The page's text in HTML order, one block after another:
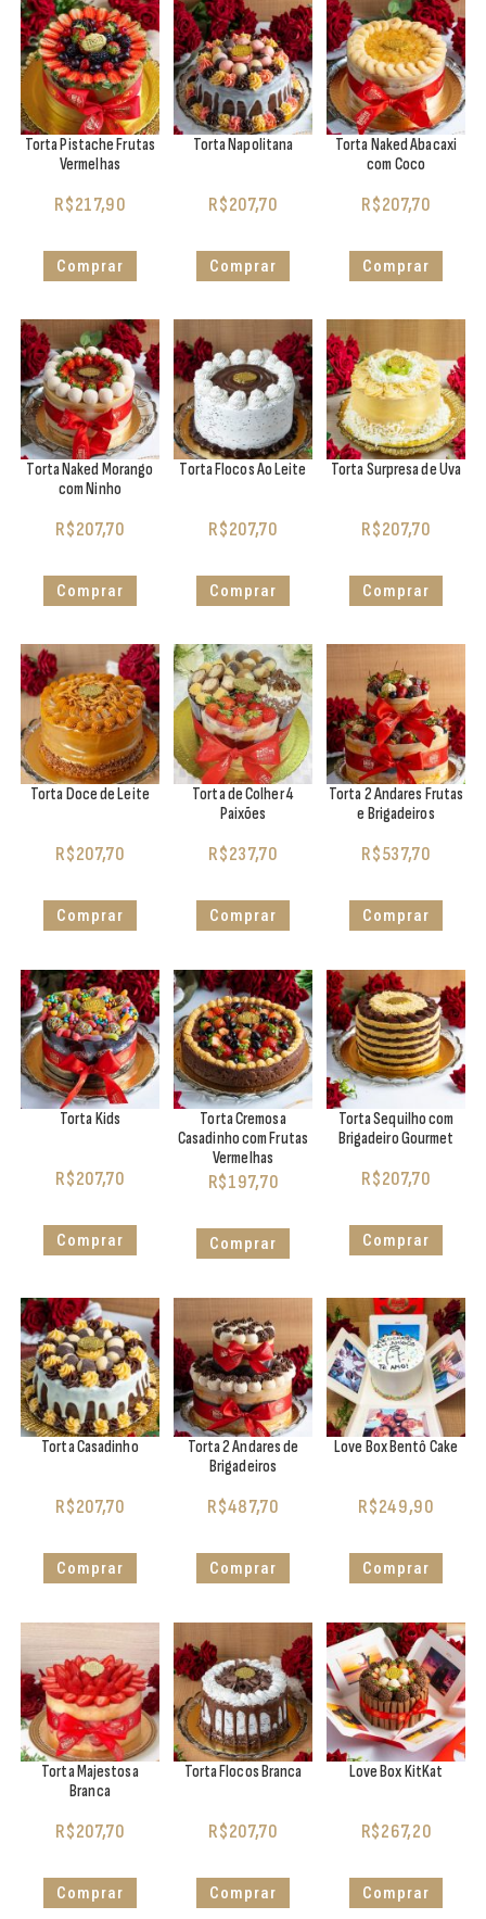
Torta Pistache Frutas
Vermelhas
R$217,90
Comprar
Torta Napolitana
R$207,70
Comprar
Torta Naked Abacaxi
com Coco
R$207,70
Comprar
Torta Naked Morango
com Ninho
R$207,70
Comprar
Torta Flocos Ao Leite
R$207,70
Comprar
Torta Surpresa de Uva
R$207,70
Comprar
Torta Doce de Leite
R$207,70
Comprar
Torta de Colher 4
Paixões
R$237,70
Comprar
Torta 2 Andares Frutas
e Brigadeiros
R$537,70
Comprar
Torta Kids
R$207,70
Comprar
Torta Cremosa
Casadinho com Frutas
Vermelhas
R$197,70
Comprar
Torta Sequilho com
Brigadeiro Gourmet
R$207,70
Comprar
Torta Casadinho
R$207,70
Comprar
Torta 2 Andares de
Brigadeiros
R$487,70
Comprar
Love Box Bentô Cake
R$249,90
Comprar
Torta Majestosa
Branca
R$207,70
Comprar
Torta Flocos Branca
R$207,70
Comprar
Love Box KitKat
R$267,20
Comprar